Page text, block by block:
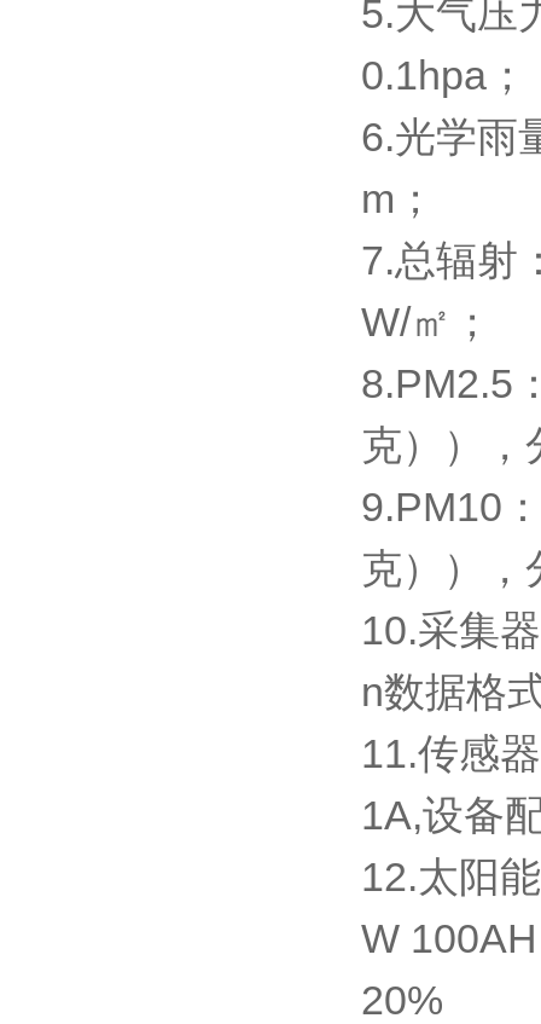
5.大气压
0.1hpa；
6.光学雨
m；
7.总辐射
W/㎡；
8.PM2.5
克）），
9.PM10
克）），
10.采集
n数据格
11.传感
1A,设备
12.太阳
W
20%